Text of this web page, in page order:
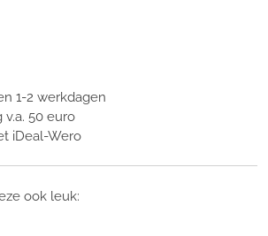
1-2 werkdagen
50 euro
iDeal-Wero
ook leuk: